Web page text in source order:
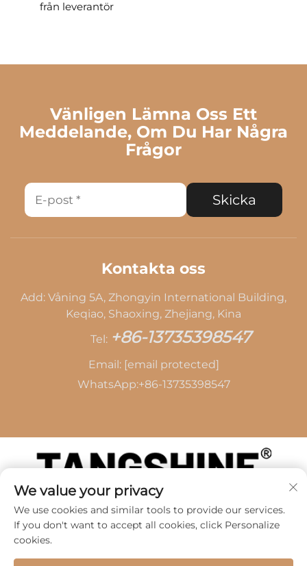
från leverantör
Vänligen Lämna Oss Ett
Meddelande, Om Du Har Några
Frågor
Skicka
Kontakta oss
Add: Våning 5A, Zhongyin International Building,
Keqiao, Shaoxing, Zhejiang, Kina
Tel: +86-13735398547
Email: [email protected]
WhatsApp:+86-13735398547
Upphovsrätt © 2026 av SHAOXING TANG CAI
LEATHER CO., LTD - Integritetspolicy
We value your privacy
We use cookies and similar tools to provide our services.
If you don't want to accept all cookies, click Personalize
cookies.